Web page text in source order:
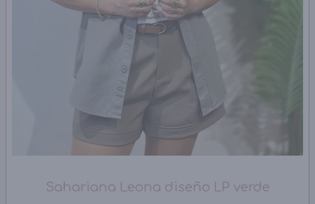
Sahariana Leona diseño LP verde